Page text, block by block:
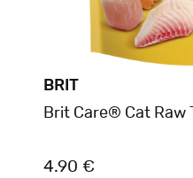
BRIT
Brit Care® Cat Raw
4.90 €